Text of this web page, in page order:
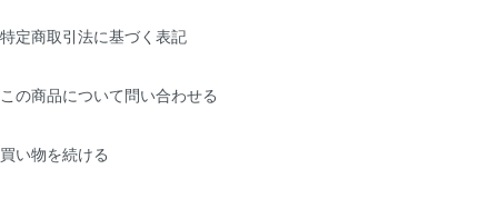
特定商取引法に基づく表記
この商品について問い合わせる
買い物を続ける